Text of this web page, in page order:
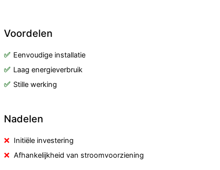
Voordelen
Eenvoudige installatie
Laag energieverbruik
Stille werking
Nadelen
Initiële investering
Afhankelijkheid van stroomvoorziening